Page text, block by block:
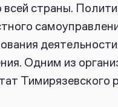
всей страны.
Одним из